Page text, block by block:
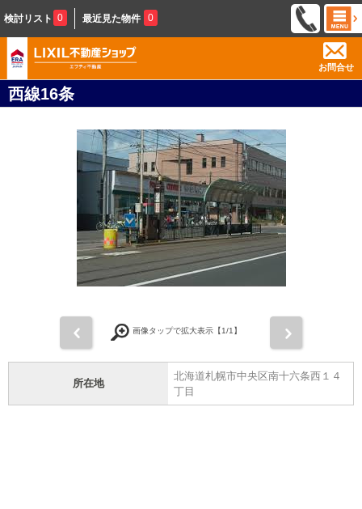
検討リスト 0 最近見た物件 0
お問合せ
西線16条
画像タップで拡大表示【1/1】
所在地
北海道札幌市中央区南十六条西１４
丁目